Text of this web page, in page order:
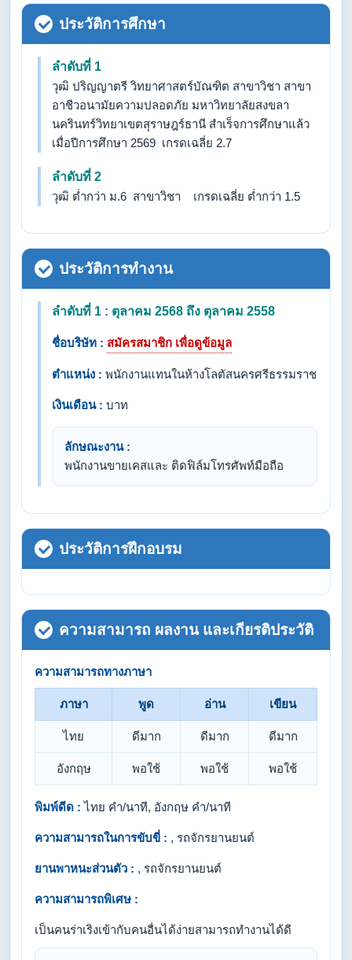
ประวัติการศึกษา
ลำดับที่ 1
วุฒิ ปริญญาตรี วิทยาศาสตร์บัณฑิต สาขาวิชา สาขา
อาชีวอนามัยความปลอดภัย มหาวิทยาลัยสงขลา
นครินทร์วิทยาเขตสุราษฎร์ธานี สำเร็จการศึกษาแล้ว
เมื่อปีการศึกษา 2569 เกรดเฉลี่ย 2.7
ลำดับที่ 2
วุฒิ ต่ำกว่า ม.6 สาขาวิชา เกรดเฉลี่ย ต่ำกว่า 1.5
ประวัติการทำงาน
ลำดับที่ 1 : ตุลาคม 2568 ถึง ตุลาคม 2558
ชื่อบริษัท : สมัครสมาชิก เพื่อดูข้อมูล
ตำแหน่ง : พนักงานแทนในห้างโลตัสนครศรีธรรมราช
เงินเดือน : บาท
ลักษณะงาน :
พนักงานขายเคสและ ติดฟิล์มโทรศัพท์มือถือ
ประวัติการฝึกอบรม
ความสามารถ ผลงาน และเกียรติประวัติ
ความสามารถทางภาษา
ภาษา พูด อ่าน เขียน
ไทย ดีมาก ดีมาก ดีมาก
อังกฤษ พอใช้ พอใช้ พอใช้
พิมพ์ดีด : ไทย คำ/นาที, อังกฤษ คำ/นาที
ความสามารถในการขับขี่ : , รถจักรยานยนต์
ยานพาหนะส่วนตัว : , รถจักรยานยนต์
ความสามารถพิเศษ :
เป็นคนร่าเริงเข้ากับคนอื่นได้ง่ายสามารถทำงานได้ดี